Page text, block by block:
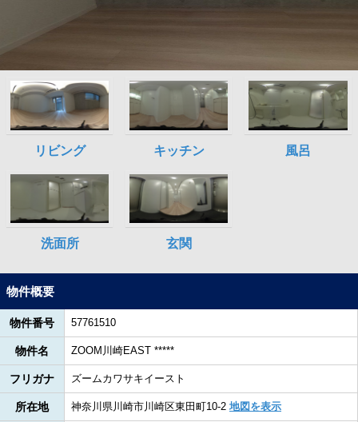
物件概要
物件番号 57761510
物件名 ZOOM川崎EAST *****
フリガナ ズームカワサキイースト
所在地 神奈川県川崎市川崎区東田町10-2 地図を表示